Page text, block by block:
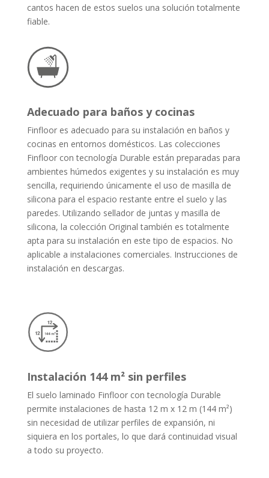
cantos hacen de estos suelos una solución totalmente
fiable.
Adecuado para baños y cocinas
Finfloor es adecuado para su instalación en baños y
cocinas en entornos domésticos. Las colecciones
Finfloor con tecnología Durable están preparadas para
ambientes húmedos exigentes y su instalación es muy
sencilla, requiriendo únicamente el uso de masilla de
silicona para el espacio restante entre el suelo y las
paredes. Utilizando sellador de juntas y masilla de
silicona, la colección Original también es totalmente
apta para su instalación en este tipo de espacios. No
aplicable a instalaciones comerciales. Instrucciones de
instalación en descargas.
Instalación 144 m² sin perfiles
El suelo laminado Finfloor con tecnología Durable
permite instalaciones de hasta 12 m x 12 m (144 m²)
sin necesidad de utilizar perfiles de expansión, ni
siquiera en los portales, lo que dará continuidad visual
a todo su proyecto.